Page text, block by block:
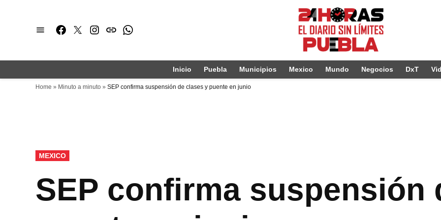
Facebook
TwitterInstagram
issuuWhatsapp
Inicio Puebla Municipios Mexico Mundo Negocios DxT
Home » Minuto a minuto » SEP confirma suspensión de clases y puente en junio
PUBLICADO
EN
MEXICO
SEP confirma suspensión